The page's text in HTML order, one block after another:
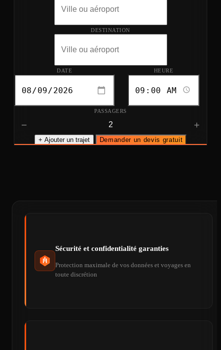
DESTINATION
DATE HEURE
PASSAGERS
− +
+ Ajouter un trajet Demander un devis gratuit
Sécurité et confidentialité garanties
Protection maximale de vos données et voyages en
toute discrétion